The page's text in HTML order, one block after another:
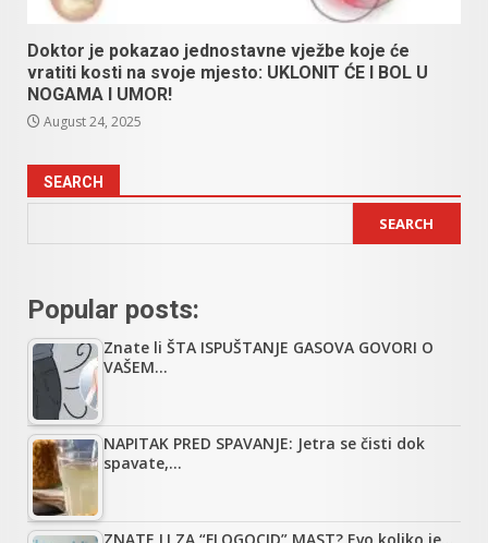
Doktor je pokazao jednostavne vježbe koje će
vratiti kosti na svoje mjesto: UKLONIT ĆE I BOL U
NOGAMA I UMOR!
August 24, 2025
SEARCH
SEARCH
Popular posts:
Znate li ŠTA ISPUŠTANJE GASOVA GOVORI O
VAŠEM…
NAPITAK PRED SPAVANJE: Jetra se čisti dok
spavate,…